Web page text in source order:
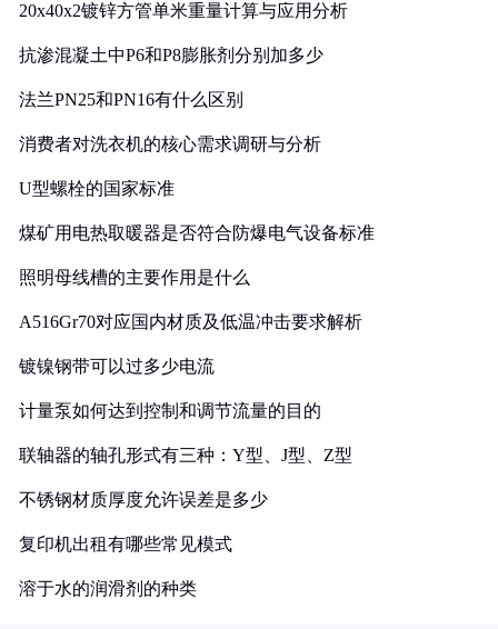
20x40x2镀锌方管单米重量计算与应用分析
抗渗混凝土中P6和P8膨胀剂分别加多少
法兰PN25和PN16有什么区别
消费者对洗衣机的核心需求调研与分析
U型螺栓的国家标准
煤矿用电热取暖器是否符合防爆电气设备标准
照明母线槽的主要作用是什么
A516Gr70对应国内材质及低温冲击要求解析
镀镍钢带可以过多少电流
计量泵如何达到控制和调节流量的目的
联轴器的轴孔形式有三种：Y型、J型、Z型
不锈钢材质厚度允许误差是多少
复印机出租有哪些常见模式
溶于水的润滑剂的种类